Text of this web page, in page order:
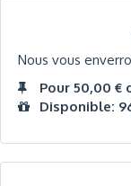
Nous vous
Pour 50,00 €
Disponible: